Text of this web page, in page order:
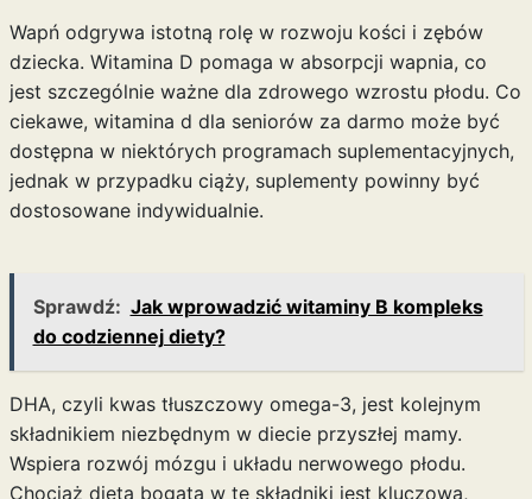
Wapń odgrywa istotną rolę w rozwoju kości i zębów
dziecka. Witamina D pomaga w absorpcji wapnia, co
jest szczególnie ważne dla zdrowego wzrostu płodu. Co
ciekawe, witamina d dla seniorów za darmo może być
dostępna w niektórych programach suplementacyjnych,
jednak w przypadku ciąży, suplementy powinny być
dostosowane indywidualnie.
Sprawdź: Jak wprowadzić witaminy B kompleks
do codziennej diety?
DHA, czyli kwas tłuszczowy omega-3, jest kolejnym
składnikiem niezbędnym w diecie przyszłej mamy.
Wspiera rozwój mózgu i układu nerwowego płodu.
Chociaż dieta bogata w te składniki jest kluczowa,